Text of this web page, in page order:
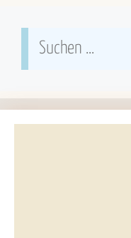
Suchen
nach:
Haiku